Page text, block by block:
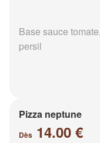
Base sauce
persil
Pizza neptune
Dès 14.00 €